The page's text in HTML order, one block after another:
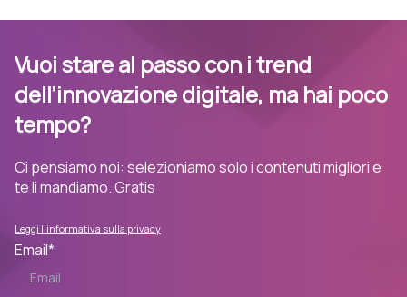
Vuoi stare al passo con i trend
dell’innovazione digitale, ma hai poco
tempo?
Ci pensiamo noi: selezioniamo solo i contenuti migliori e
te li mandiamo. Gratis
Leggi l'informativa sulla privacy
Email*